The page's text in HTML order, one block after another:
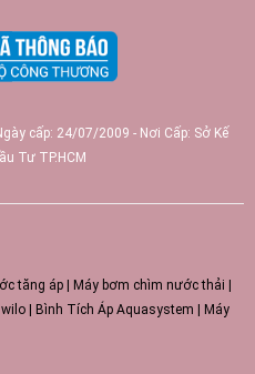
cấp: 24/07/2009 - Nơi Cấp: Sở Kế
Tư TP.HCM
tăng áp Máy bơm chìm nước thải
Bình Tích Áp Aquasystem
Máy